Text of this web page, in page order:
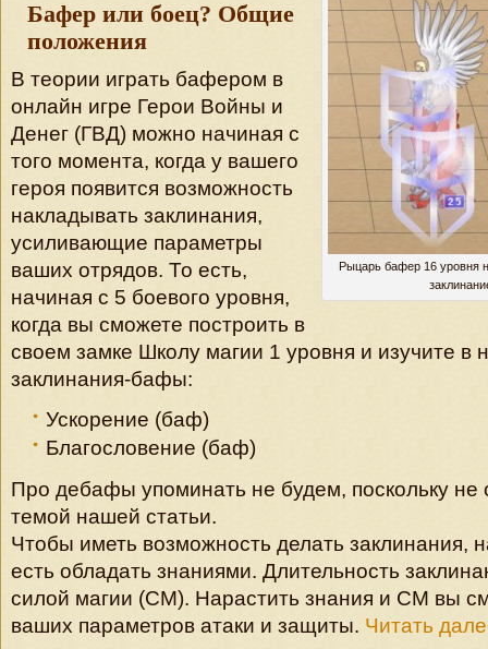
Рыцарь бафер 16 уровня
Бафер или боец? Общие
положения
В теории играть бафером в
онлайн игре Герои Войны и
Денег (ГВД) можно начиная с
того момента, когда у вашего
героя появится возможность
накладывать заклинания,
усиливающие параметры
ваших отрядов. То есть,
начиная с 5 боевого уровня,
когда вы сможете построить в
своем замке Школу магии 1 уровня и изучите в
заклинания-бафы:
Ускорение (баф)
Благословение (баф)
Про дебафы упоминать не будем, поскольку не
темой нашей статьи.
Чтобы иметь возможность делать заклинания,
есть обладать знаниями. Длительность
силой магии (СМ). Нарастить знания и СМ вы
ваших параметров атаки и защиты. Читать